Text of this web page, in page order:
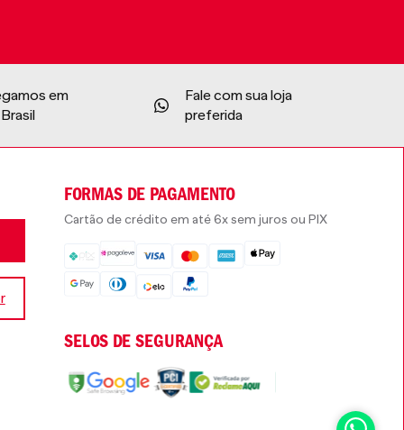
em
Fale com sua loja
preferida
FORMAS DE PAGAMENTO
Cartão de crédito em até 6x sem juros ou PIX
SELOS DE SEGURANÇA